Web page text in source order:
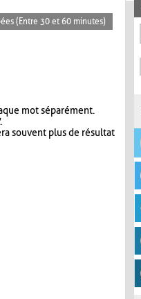
(Entre 30 et 60 minutes)
mot séparément.
.
souvent plus de résultat